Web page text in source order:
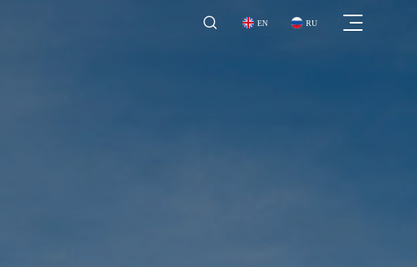
 EN RU